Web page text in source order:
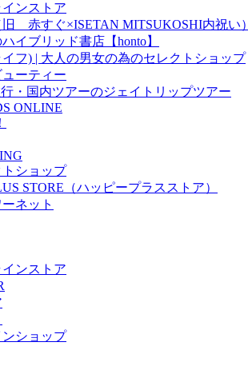
ンストア
赤すぐ×ISETAN MITSUKOSHI内祝い）
イブリッド書店【honto】
フ) | 大人の男女の為のセレクトショップ
ーティー
行・国内ツアーのジェイトリップツアー
ONLINE
ショップ
STORE（ハッピープラスストア）
ネット
ンストア
ショップ